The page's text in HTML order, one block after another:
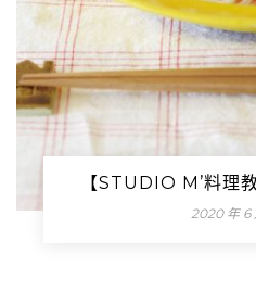
【STUDIO M’料理
2020 年 6